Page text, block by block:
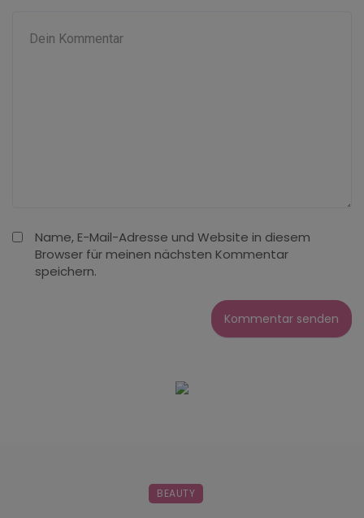
Name, E-Mail-Adresse und Website in diesem
Browser für meinen nächsten Kommentar
speichern.
BEAUTY